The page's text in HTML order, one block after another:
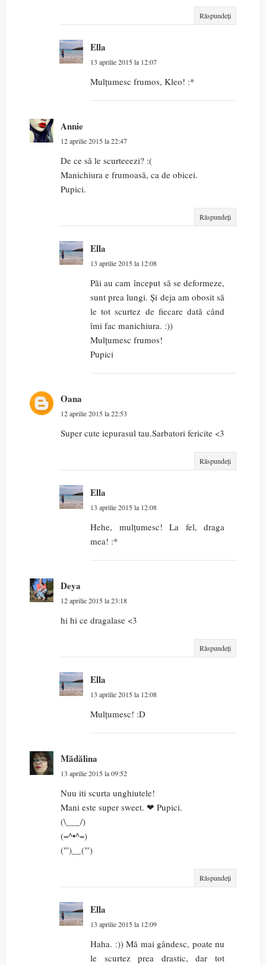
Răspundeți
Ella
13 aprilie 2015 la 12:07
Mulțumesc frumos, Kleo! :*
Annie
12 aprilie 2015 la 22:47
De ce să le scurteeezi? :(
Manichiura e frumoasă, ca de obicei.
Pupici.
Răspundeți
Ella
13 aprilie 2015 la 12:08
Păi au cam început să se deformeze,
sunt prea lungi. Și deja am obosit să
le tot scurtez de fiecare dată când
îmi fac manichiura. :))
Mulțumesc frumos!
Pupici
Oana
12 aprilie 2015 la 22:53
Super cute iepurasul tau.Sarbatori fericite <3
Răspundeți
Ella
13 aprilie 2015 la 12:08
Hehe, mulțumesc! La fel, draga
mea! :*
Deya
12 aprilie 2015 la 23:18
hi hi ce dragalase <3
Răspundeți
Ella
13 aprilie 2015 la 12:08
Mulțumesc! :D
Mădălina
13 aprilie 2015 la 09:52
Nuu iti scurta unghiutele!
Mani este super sweet. ❤ Pupici.
(\___/)
(=^•^=)
("')__("')
Răspundeți
Ella
13 aprilie 2015 la 12:09
Haha. :)) Mă mai gândesc, poate nu
le scurtez prea drastic, dar tot